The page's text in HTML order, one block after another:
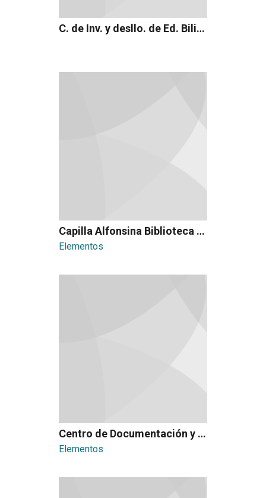
C. de Inv. y desllo. de Ed. Bilingüe
Capilla Alfonsina Biblioteca Universitaria
Elementos
Centro de Documentación y Archivo Histórico
Elementos